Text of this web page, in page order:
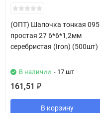
(ОПТ) Шапочка тонкая 095
простая 27 6*6*1,2мм
серебристая (Iron) (500шт)
В наличии - 17 шт
161,51 ₽
В корзину